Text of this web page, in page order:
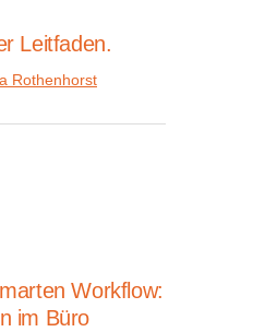
Leitfaden.
Rothenhorst
Workflow:
im Büro